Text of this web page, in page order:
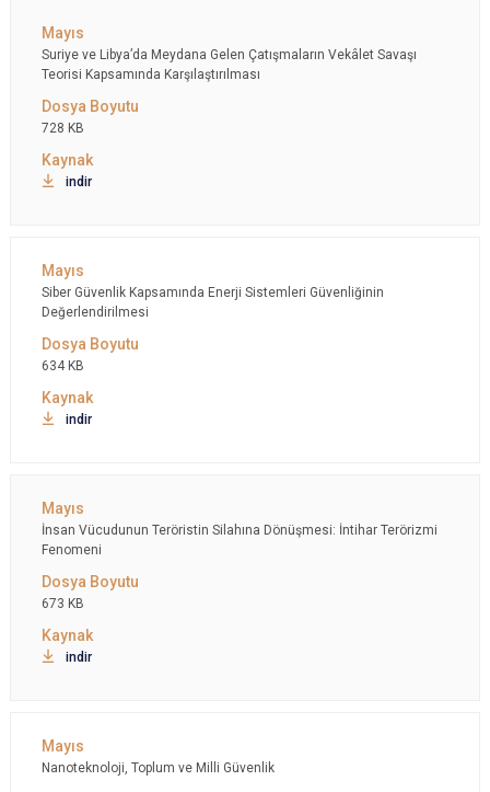
Suriye ve Libya’da Meydana Gelen Çatışmaların Vekâlet Savaşı
Teorisi Kapsamında Karşılaştırılması
728 KB
indir
Siber Güvenlik Kapsamında Enerji Sistemleri Güvenliğinin
Değerlendirilmesi
634 KB
indir
İnsan Vücudunun Teröristin Silahına Dönüşmesi: İntihar Terörizmi
Fenomeni
673 KB
indir
Nanoteknoloji, Toplum ve Milli Güvenlik